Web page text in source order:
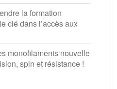
la formation
clé dans l’accès aux
monofilaments nouvelle
spin et résistance !